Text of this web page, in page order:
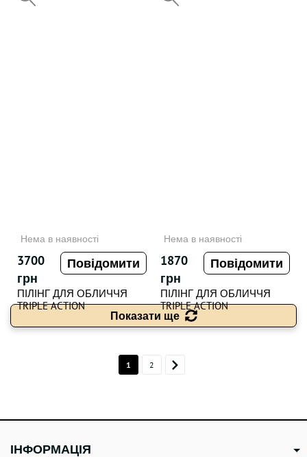
Нема в наявності
3700
грн
Повідомити
ПІЛІНГ ДЛЯ ОБЛИЧЧЯ
TRIPLE ACTION
RESURFACING PEEL , 60 ml
Нема в наявності
1870
грн
Повідомити
ПІЛІНГ ДЛЯ ОБЛИЧЧЯ
TRIPLE ACTION
RESURFACING PEEL TRAVEL
SIZE , 20 МЛ
Показати ще
1 2
ІНФОРМАЦІЯ